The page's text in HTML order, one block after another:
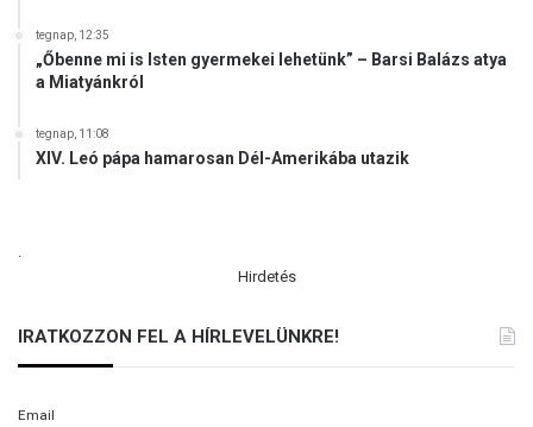
tegnap, 12:35
„Őbenne mi is Isten gyermekei lehetünk” – Barsi Balázs atya
a Miatyánkról
tegnap, 11:08
XIV. Leó pápa hamarosan Dél-Amerikába utazik
.
Hirdetés
IRATKOZZON FEL A HÍRLEVELÜNKRE!
Email